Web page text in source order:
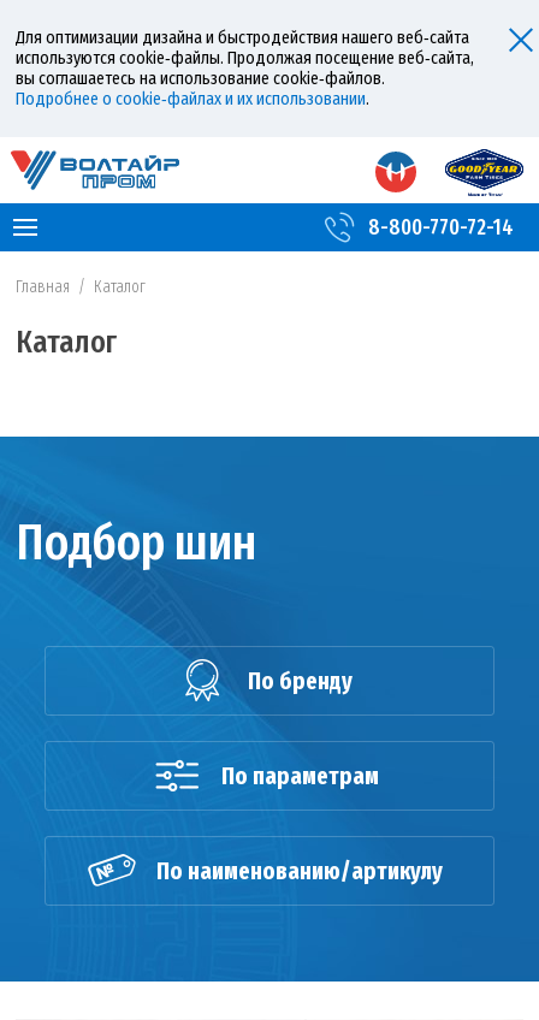
Для оптимизации дизайна и быстродействия нашего веб‑сайта
используются cookie‑файлы. Продолжая посещение веб‑сайта,
вы соглашаетесь на использование cookie‑файлов.
Подробнее о cookie‑файлах и их использовании.
8-800-770-72-14
Главная / Каталог
Каталог
Подбор шин
По бренду
По параметрам
По наименованию/артикулу